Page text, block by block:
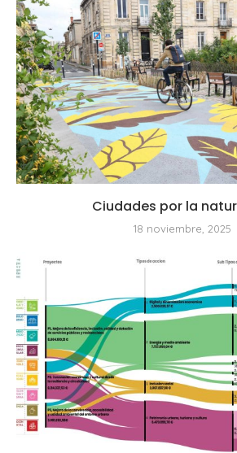
Ciudades por la
18 noviembre, 2025